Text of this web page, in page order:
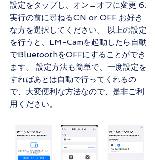
設定をタップし、オン→オフに変更 6.
実行の前に尋ねるON or OFF お好き
な方を選択してください。 以上の設定
を行うと、LM-Camを起動したら自動
でBluetoothをOFFにすることができ
ます。 設定方法も簡単で、一度設定を
すればあとは自動で行ってくれるの
で、大変便利な方法なので、是非ご利
用ください。